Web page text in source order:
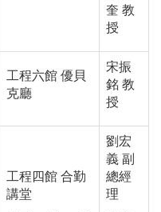
奎 教
授
工程六館 優貝
克廳
宋振
銘 教
授
工程四館 合勤
講堂
劉宏
義 副
總經
理